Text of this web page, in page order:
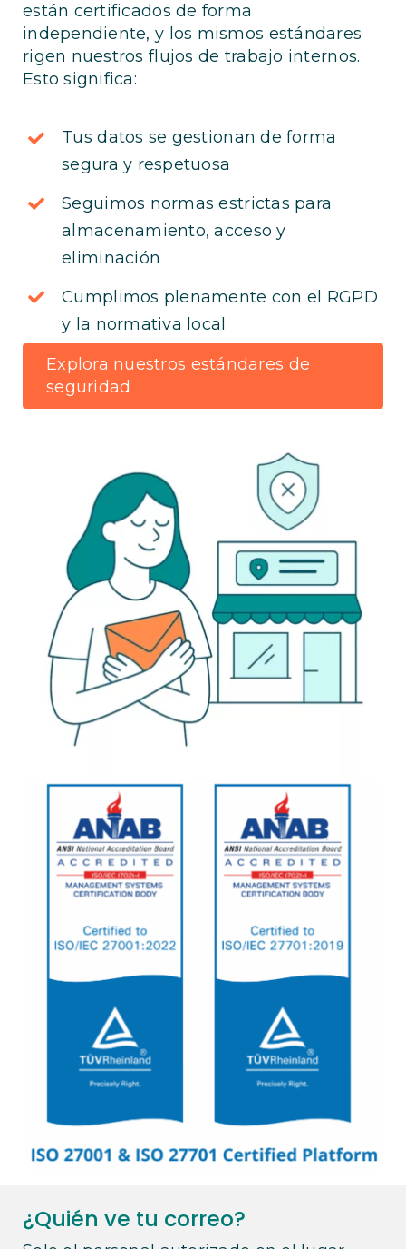
están certificados de forma
independiente, y los mismos estándares
rigen nuestros flujos de trabajo internos.
Esto significa:
Tus datos se gestionan de forma
segura y respetuosa
Seguimos normas estrictas para
almacenamiento, acceso y
eliminación
Cumplimos plenamente con el RGPD
y la normativa local
Explora nuestros estándares de
seguridad
¿Quién ve tu correo?